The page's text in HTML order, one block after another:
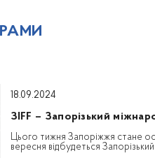
18.09.2024
ЗIFF – Запорізький
Цього тижня Запоріжжя стане
вересня відбудеться